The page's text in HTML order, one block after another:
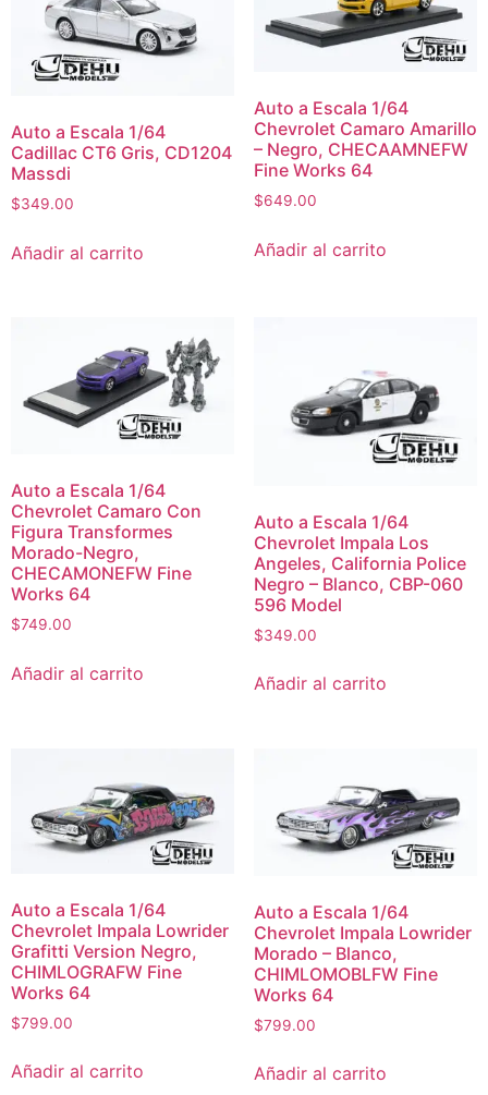
Auto a Escala 1/64
Cadillac CT6 Gris, CD1204
Massdi
$349.00
Añadir al carrito
Auto a Escala 1/64
Chevrolet Camaro Amarillo
– Negro, CHECAAMNEFW
Fine Works 64
$649.00
Añadir al carrito
Auto a Escala 1/64
Chevrolet Camaro Con
Figura Transformes
Morado-Negro,
CHECAMONEFW Fine
Works 64
$749.00
Añadir al carrito
Auto a Escala 1/64
Chevrolet Impala Los
Angeles, California Police
Negro – Blanco, CBP-060
596 Model
$349.00
Añadir al carrito
Auto a Escala 1/64
Chevrolet Impala Lowrider
Grafitti Version Negro,
CHIMLOGRAFW Fine
Works 64
$799.00
Añadir al carrito
Auto a Escala 1/64
Chevrolet Impala Lowrider
Morado – Blanco,
CHIMLOMOBLFW Fine
Works 64
$799.00
Añadir al carrito